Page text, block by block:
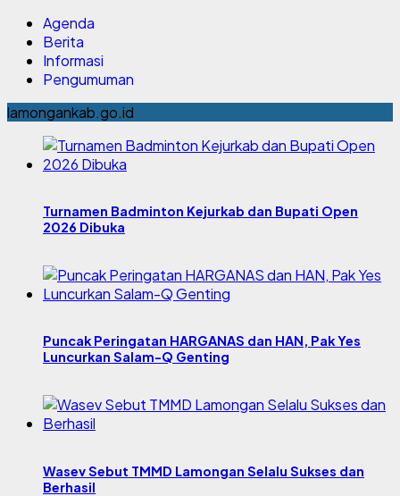
Agenda
Berita
Informasi
Pengumuman
lamongankab.go.id
Turnamen Badminton Kejurkab dan Bupati Open
2026 Dibuka
Puncak Peringatan HARGANAS dan HAN, Pak Yes
Luncurkan Salam-Q Genting
Wasev Sebut TMMD Lamongan Selalu Sukses dan
Berhasil